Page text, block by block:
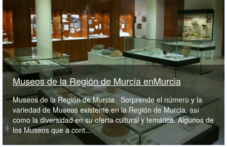
Museos de la Región de Murcia enMurcia
Museos de la Región de Murcia Sorprende el número y la
variedad de Museos existente en la Región de Murcia, así
como la diversidad en su oferta cultural y temática. Algunos de
los Museos que a cont...